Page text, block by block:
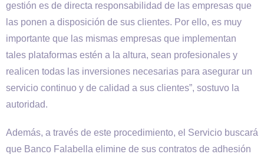
gestión es de directa responsabilidad de las empresas que
las ponen a disposición de sus clientes. Por ello, es muy
importante que las mismas empresas que implementan
tales plataformas estén a la altura, sean profesionales y
realicen todas las inversiones necesarias para asegurar un
servicio continuo y de calidad a sus clientes”, sostuvo la
autoridad.
Además, a través de este procedimiento, el Servicio buscará
que Banco Falabella elimine de sus contratos de adhesión